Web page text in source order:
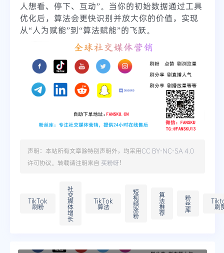
人想看、停下、互动”。当你的初始数据通过工具
优化后，算法会更快识别并放大你的价值，实现
从“人为赋能”到“算法赋能”的飞跃。
声明：本站所有文章除特别声明外，均采用CC BY-NC-SA 4.0
许可协议。转载请注明来自 买粉呀！
TikTok
刷粉
社
交
媒
体
增
长
TikTok
算法
短
视
频
涨
粉
算
法
推
荐
粉
丝
库 刷